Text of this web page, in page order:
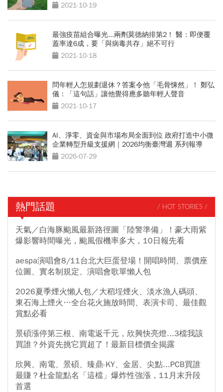
2021-10-19
最強疫苗組合曝光...兩劑莫德納排第2！ 醫：即便覆
蓋率達6成，要「與病毒共存」絕不可行
2021-10-18
問年輕人怎規劃退休？答案令他「毛骨悚然」！ 鄭弘
儀：「這句話」讓他覺得應多聽年輕人聲音
2021-10-17
AI、淨零、資金與市場布局全面到位 政府打造中小微
企業轉型升級支援網｜2026均衡臺灣週 系列報導
2026-07-29
熱門話題 / HOT STORIES /
天氣／白海豚颱風最新路徑圖「陸警準備」！豪大雨紫
爆影響時間曝光，颱風假機率多大，10日報先看
aespa演唱會8/11台北大巨蛋登場！開唱時間、票價座
位圖、實名制規定、演唱會歌單懶人包
2026夏季煙火懶人包／大稻埕煙火、淡水漁人碼頭、
東石海上煙火…全台花火施放時間、表演卡司、最佳觀
賞點必看
景碩漲停第三根、南電返千元，欣興快亮燈...3檔我該
買誰？外資先挑它買超了！最新目標價全揭露
欣興、南電、景碩、臻鼎-KY、金居、尖點...PCB買誰
最賺？杜金龍點名「這檔」爆炸性強漲，11月末升段
首選